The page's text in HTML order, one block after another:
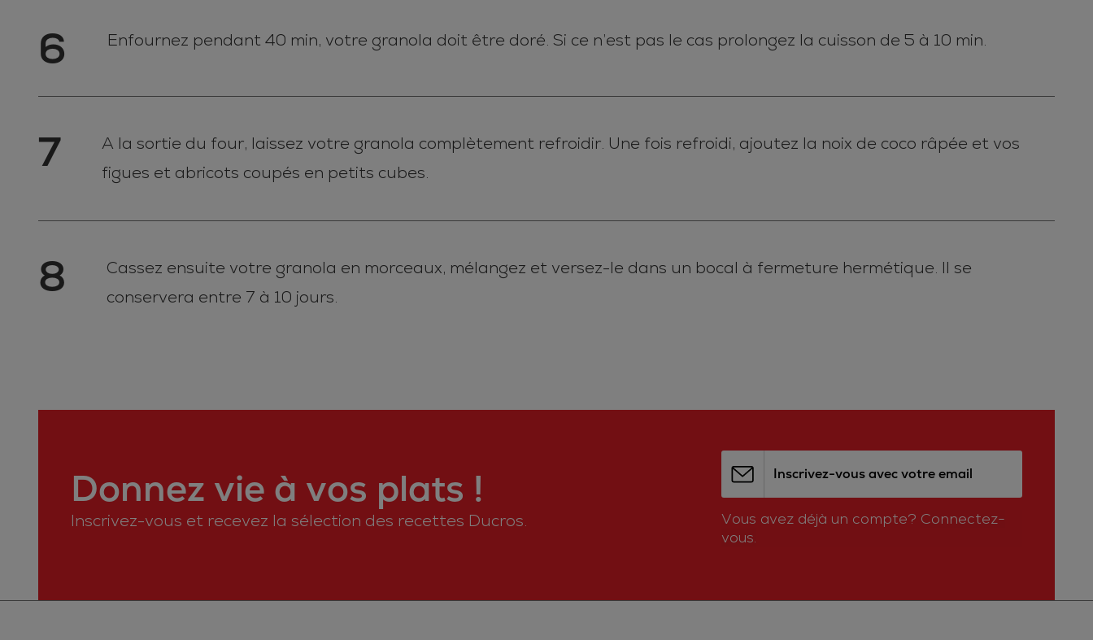
6 Enfournez pendant 40 min, votre granola doit être doré. Si ce n’est pas le cas prolongez la cuisson de 5 à 10 min.
7
A la sortie du four, laissez votre granola complètement refroidir. Une fois refroidi, ajoutez la noix de coco râpée et vos
figues et abricots coupés en petits cubes.
8
Cassez ensuite votre granola en morceaux, mélangez et versez-le dans un bocal à fermeture hermétique. Il se
conservera entre 7 à 10 jours.
Donnez vie à vos plats !
Inscrivez-vous et recevez la sélection des recettes Ducros.
Inscrivez-vous avec votre email
Vous avez déjà un compte? Connectez-
vous.